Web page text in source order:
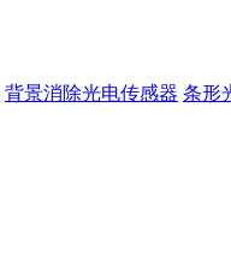
背景消除光电传感器 条形